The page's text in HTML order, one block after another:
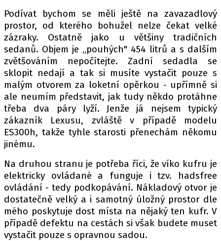
Podívat bychom se měli ještě na zavazadlový
prostor, od kterého bohužel nelze čekat velké
zázraky. Ostatně jako u většiny tradičních
sedanů. Objem je „pouhých" 454 litrů a s dalším
zvětšováním nepočítejte. Zadní sedadla se
sklopit nedají a tak si musíte vystačit pouze s
malým otvorem za loketní opěrkou - upřímně si
ale neumím představit, jak tudy někdo protáhne
třeba dva páry lyží. Jenže já nejsem typický
zákazník Lexusu, zvláště v případě modelu
ES300h, takže tyhle starosti přenechám někomu
jinému.
Na druhou stranu je potřeba říci, že víko kufru je
elektricky ovládané a funguje i tzv. hadsfree
ovládání - tedy podkopávání. Nákladový otvor je
dostatečně velký a i samotný úložný prostor dle
mého poskytuje dost místa na nějaký ten kufr. V
případě defektu na cestách si však budete muset
vystačit pouze s opravnou sadou.